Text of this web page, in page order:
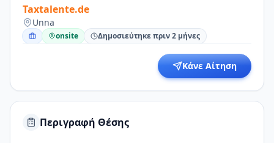
Taxtalente.de
Unna
onsite Δημοσιεύτηκε πριν 2 μήνες
Κάνε Αίτηση
Περιγραφή Θέσης